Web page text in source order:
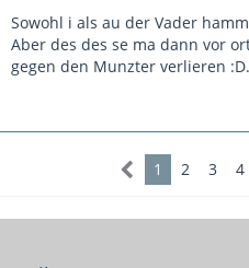
Sowohl i als au der Vader
Aber des des se ma dann vor
gegen den Munzter verlieren :D.
1 2 3 4